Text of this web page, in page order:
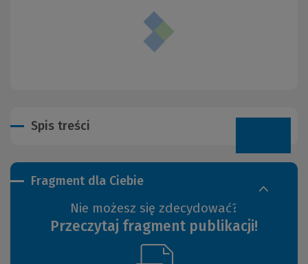
Fragment dla Ciebie
Nie możesz się zdecydować?
Przeczytaj fragment publikacji!
Spis treści